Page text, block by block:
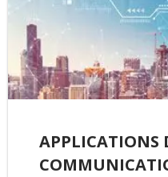
APPLICATIONS